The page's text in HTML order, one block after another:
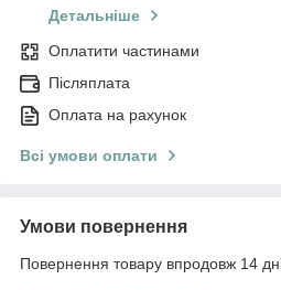
Детальніше
Оплатити частинами
Післяплата
Оплата на рахунок
Всі умови оплати
Умови повернення
Повернення товару впродовж 14